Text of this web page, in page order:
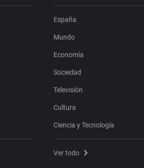
España
Mundo
Economía
Sociedad
Televisión
Cultura
Ciencia y Tecnología
Ver todo